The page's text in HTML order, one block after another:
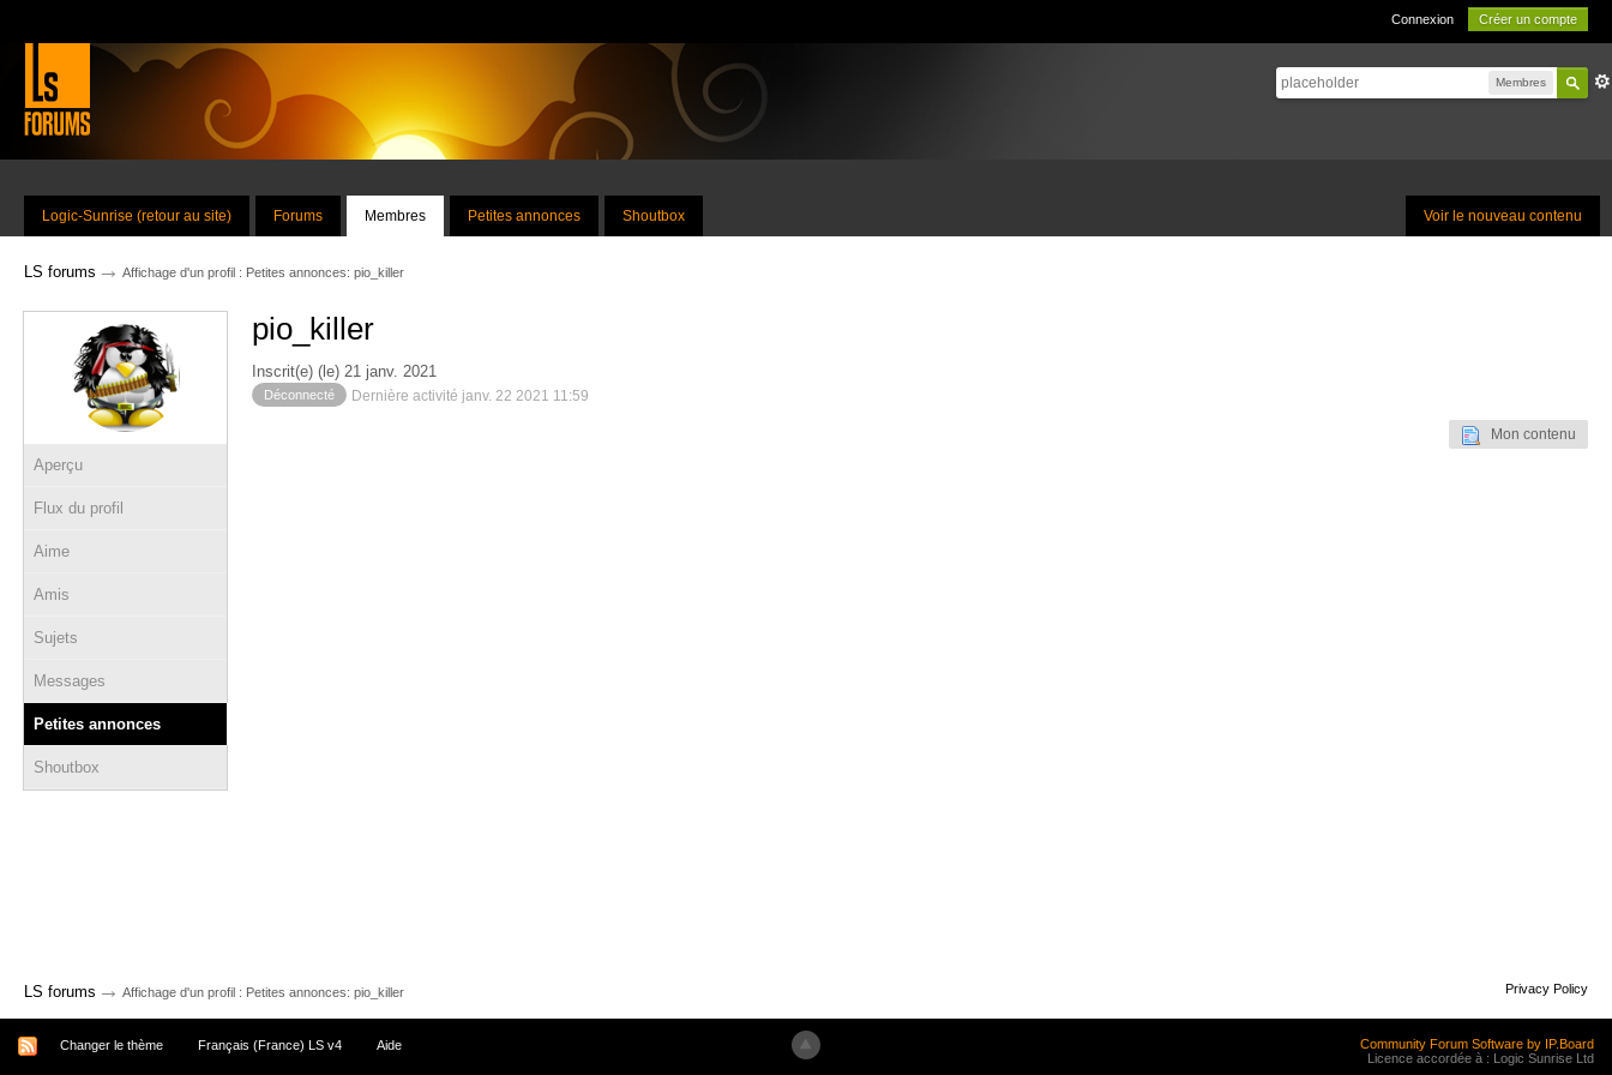
Connexion Créer un compte
Membres
Voir le nouveau contenu
Logic-Sunrise (retour au site) Forums Membres Petites annonces Shoutbox
LS forums → Affichage d'un profil : Petites annonces: pio_killer
Aperçu
Flux du profil
Aime
Amis
Sujets
Messages
Petites annonces
Shoutbox
pio_killer
Inscrit(e) (le) 21 janv. 2021
Déconnecté Dernière activité janv. 22 2021 11:59
Mon contenu
LS forums → Affichage d'un profil : Petites annonces: pio_killer Privacy Policy
Changer le thème Français (France) LS v4 Aide
Community Forum Software by IP.Board
Licence accordée à : Logic Sunrise Ltd